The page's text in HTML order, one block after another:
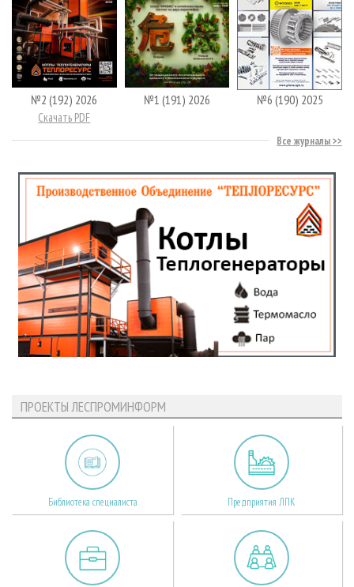
№2 (192) 2026
Скачать PDF
№1 (191) 2026 №6 (190) 2025
Все журналы
ПРОЕКТЫ ЛЕСПРОМИНФОРМ
Библиотека специалиста Предприятия ЛПК